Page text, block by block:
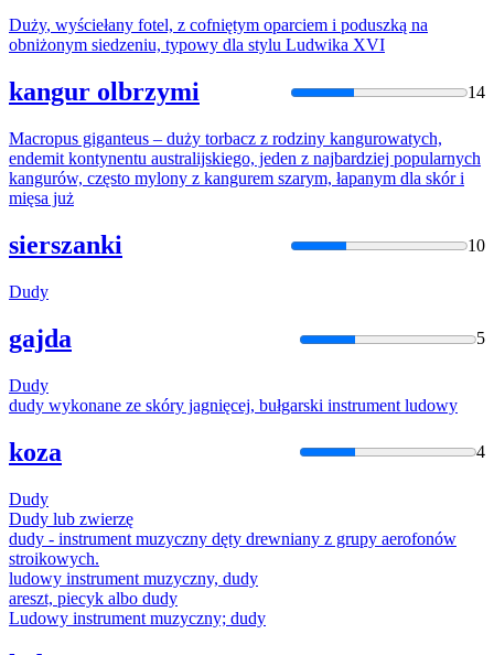
Duży, wyściełany fotel, z cofniętym oparciem i poduszką na
obniżonym siedzeniu, typowy dla stylu Ludwika XVI
kangur olbrzymi 14
Macropus giganteus – duży torbacz z rodziny kangurowatych,
endemit kontynentu australijskiego, jeden z najbardziej popularnych
kangurów, często mylony z kangurem szarym, łapanym dla skór i
mięsa już
sierszanki 10
Dudy
gajda 5
Dudy
dudy wykonane ze skóry jagnięcej, bułgarski instrument ludowy
koza 4
Dudy
Dudy lub zwierzę
dudy - instrument muzyczny dęty drewniany z grupy aerofonów
stroikowych.
ludowy instrument muzyczny, dudy
areszt, piecyk albo dudy
Ludowy instrument muzyczny; dudy